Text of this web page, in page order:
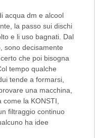
acqua dm e alcool
la passo sui dischi
e li uso bagnati. Dal
sono decisamente
che poi bisogna
tempo qualche
tende a formarsi,
una macchina,
la KONSTI,
filtraggio continuo
ha idee